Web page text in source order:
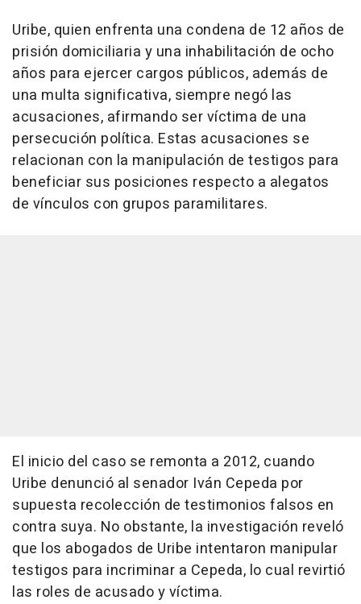
Uribe, quien enfrenta una condena de 12 años de
prisión domiciliaria y una inhabilitación de ocho
años para ejercer cargos públicos, además de
una multa significativa, siempre negó las
acusaciones, afirmando ser víctima de una
persecución política. Estas acusaciones se
relacionan con la manipulación de testigos para
beneficiar sus posiciones respecto a alegatos
de vínculos con grupos paramilitares.
El inicio del caso se remonta a 2012, cuando
Uribe denunció al senador Iván Cepeda por
supuesta recolección de testimonios falsos en
contra suya. No obstante, la investigación reveló
que los abogados de Uribe intentaron manipular
testigos para incriminar a Cepeda, lo cual revirtió
las roles de acusado y víctima.